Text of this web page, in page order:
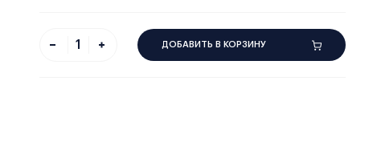
ДОБАВИТЬ В КОРЗИНУ